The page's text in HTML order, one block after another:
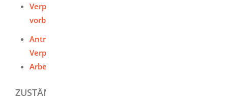
Verpflichtungserklärung online abgeben /
vorbereiten
Antrag auf Ausstellung einer
Verpflichtungserklärung (PDF)
Arbeitsbescheinigung (PDF)
ZUSTÄNDIGE STELLE